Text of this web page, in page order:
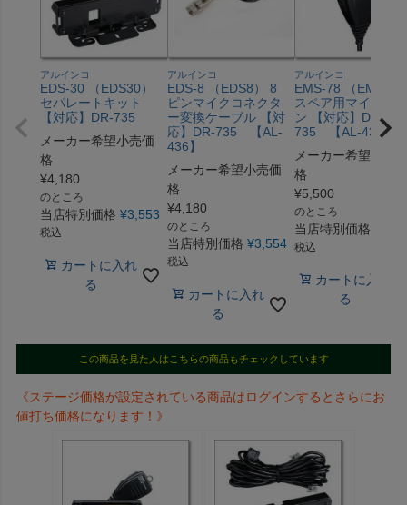
アルインコ
EDS-30 （EDS30）
セパレートキット
【対応】DR-735
メーカー希望小売価
格
¥4,180
のところ
当店特別価格 ¥3,553
税込
カートに入れ
る
アルインコ
EDS-8 （EDS8） 8
ピンマイクコネクタ
ー変換ケーブル 【対
応】DR-735 【AL-
436】
メーカー希望小売価
格
¥4,180
のところ
当店特別価格 ¥3,554
税込
カートに入れ
る
アルインコ
EMS-78 （EMS78
スペア用マイクロ
ン 【対応】DR-
735 【AL-437】
メーカー希望小売
格
¥5,500
のところ
当店特別価格
税込
カートに入れ
る
この商品を見た人はこちらの商品もチェックしています
《ステージ価格が設定されている商品はログインするとさらにお
値打ち価格になります！》